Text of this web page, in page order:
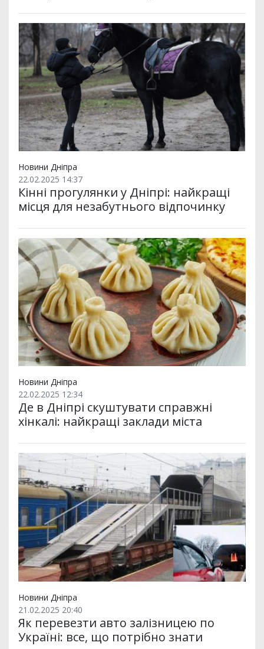
Новини Дніпра
22.02.2025 14:37
Кінні прогулянки у Дніпрі: найкращі
місця для незабутнього відпочинку
Новини Дніпра
22.02.2025 12:34
Де в Дніпрі скуштувати справжні
хінкалі: найкращі заклади міста
Новини Дніпра
21.02.2025 20:40
Як перевезти авто залізницею по
Україні: все, що потрібно знати